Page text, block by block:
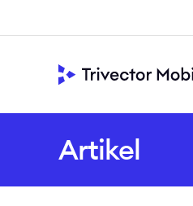
Artikel